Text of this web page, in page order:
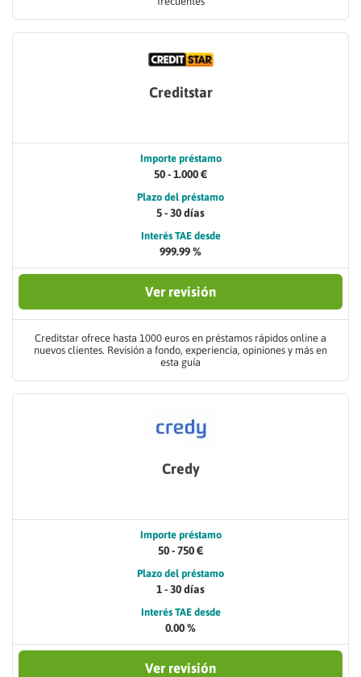
Creditstar
Importe préstamo
50 - 1.000 €
Plazo del préstamo
5 - 30 días
Interés TAE desde
999.99 %
Ver revisión
Creditstar ofrece hasta 1000 euros en préstamos rápidos online a
nuevos clientes. Revisión a fondo, experiencia, opiniones y más en
esta guía
Credy
Importe préstamo
50 - 750 €
Plazo del préstamo
1 - 30 días
Interés TAE desde
0.00 %
Ver revisión